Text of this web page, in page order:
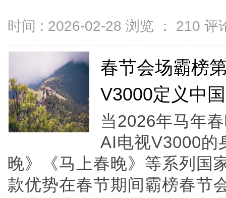
时间 : 2026-02-28 浏览 ： 210 评
春节会场霸榜
V3000定义中
当2026年马年
AI电视V3000的
晚》《马上春晚》等系列国
款优势在春节期间霸榜春节